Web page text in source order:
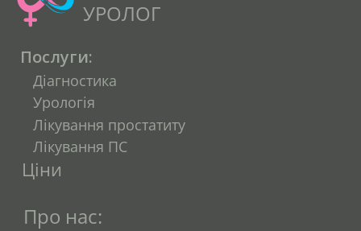
УРОЛОГ
Послуги:
Діагностика
Урологія
Лікування простатиту
Лікування ПС
Ціни
Про нас: